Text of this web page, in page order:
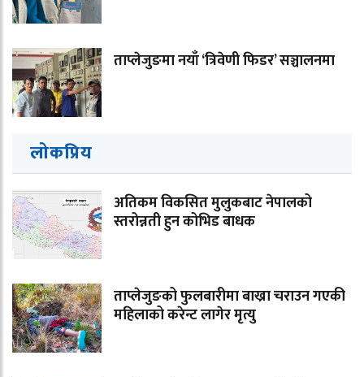
ताप्लेजुङमा नयाँ ‘त्रिवेणी फिडर’ सञ्चालनमा
लोकप्रिय
अतिकम विकसित मुलुकबाट नेपालको
स्तरोन्नती हुन कोभिड बाधक
ताप्लेजुङको फुलबारीमा बाख्रा चराउन गएकी
महिलाको करेन्ट लागेर मृत्यु